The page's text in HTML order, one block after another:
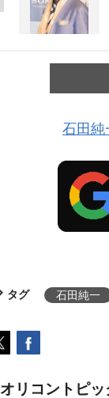
石田純
タグ 石田純一
オリコントピッ